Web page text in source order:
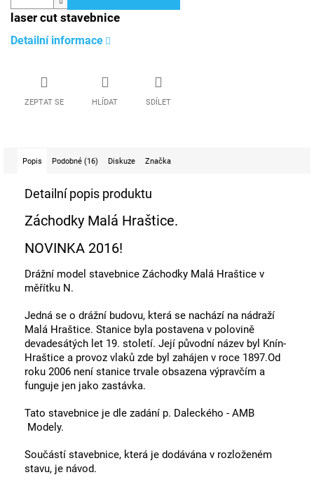
laser cut stavebnice
Detailní informace
ZEPTAT SE HLÍDAT SDÍLET
Popis Podobné (16) Diskuze Značka
Detailní popis produktu
Záchodky Malá Hraštice.
NOVINKA 2016!
Drážní model stavebnice Záchodky Malá Hraštice v
měřítku N.
Jedná se o drážní budovu, která se nachází na nádraží
Malá Hraštice. Stanice byla postavena v polovině
devadesátých let 19. století. Její původní název byl Knín-
Hraštice a provoz vlaků zde byl zahájen v roce 1897.Od
roku 2006 není stanice trvale obsazena výpravčím a
funguje jen jako zastávka.
Tato stavebnice je dle zadání p. Daleckého - AMB
Modely.
Součástí stavebnice, která je dodávána v rozloženém
stavu, je návod.